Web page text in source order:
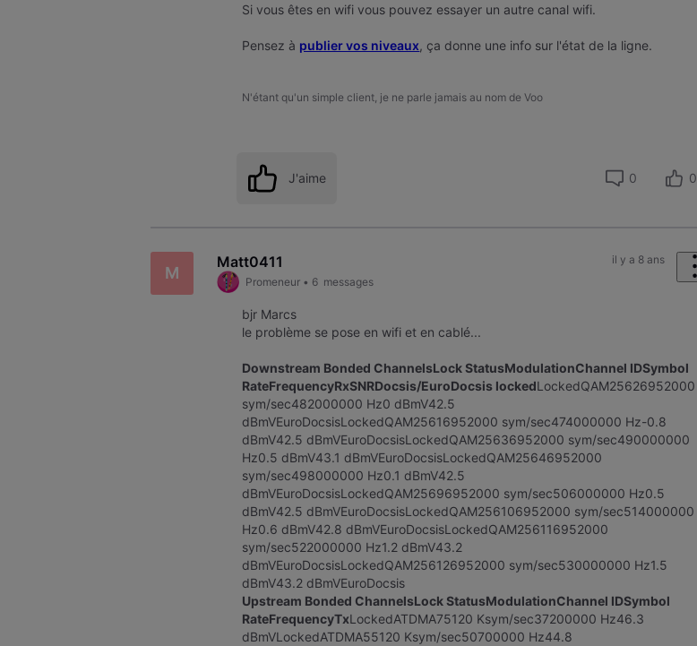
Si vous êtes en wifi vous pouvez essayer un autre canal wifi.
Pensez à publier vos niveaux, ça donne une info sur l'état de la ligne.
N'étant qu'un simple client, je ne parle jamais au nom de Voo
J'aime 0 0
M
Matt0411
Promeneur• 6 messages
il y a 8 ans
bjr Marcs
le problème se pose en wifi et en cablé...
Downstream Bonded ChannelsLock StatusModulationChannel IDSymbol
RateFrequencyRxSNRDocsis/EuroDocsis lockedLockedQAM25626952000
sym/sec482000000 Hz0 dBmV42.5
dBmVEuroDocsisLockedQAM25616952000 sym/sec474000000 Hz-0.8
dBmV42.5 dBmVEuroDocsisLockedQAM25636952000 sym/sec490000000
Hz0.5 dBmV43.1 dBmVEuroDocsisLockedQAM25646952000
sym/sec498000000 Hz0.1 dBmV42.5
dBmVEuroDocsisLockedQAM25696952000 sym/sec506000000 Hz0.5
dBmV42.5 dBmVEuroDocsisLockedQAM256106952000 sym/sec514000000
Hz0.6 dBmV42.8 dBmVEuroDocsisLockedQAM256116952000
sym/sec522000000 Hz1.2 dBmV43.2
dBmVEuroDocsisLockedQAM256126952000 sym/sec530000000 Hz1.5
dBmV43.2 dBmVEuroDocsis
Upstream Bonded ChannelsLock StatusModulationChannel IDSymbol
RateFrequencyTxLockedATDMA75120 Ksym/sec37200000 Hz46.3
dBmVLockedATDMA55120 Ksym/sec50700000 Hz44.8